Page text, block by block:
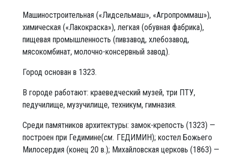
Машиностроительная («Лидсельмаш», «Агропроммаш»),
химическая («Лакокраска»), легкая (обувная фабрика),
пищевая промышленность (пивзавод, хлебозавод,
мясокомбинат, молочно-консервный завод).
Город основан в 1323.
В городе работают: краеведческий музей, три ПТУ,
педучилище, музучилище, техникум, гимназия.
Среди памятников архитектуры: замок-крепость (1323) —
построен при Гедимине(см. ГЕДИМИН); костел Божьего
Милосердия (конец 20 в.); Михайловская церковь (1863) —